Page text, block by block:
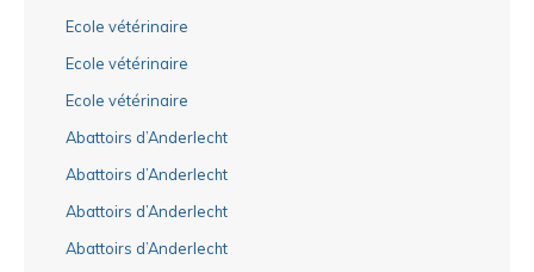
Ecole vétérinaire
Ecole vétérinaire
Ecole vétérinaire
Abattoirs d’Anderlecht
Abattoirs d’Anderlecht
Abattoirs d’Anderlecht
Abattoirs d’Anderlecht